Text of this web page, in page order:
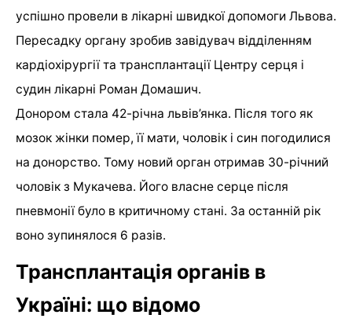
успішно провели в лікарні швидкої допомоги Львова.
Пересадку органу зробив завідувач відділенням
кардіохірургії та трансплантації Центру серця і
судин лікарні Роман Домашич.
Донором стала 42-річна львів’янка. Після того як
мозок жінки помер, її мати, чоловік і син погодилися
на донорство. Тому новий орган отримав 30-річний
чоловік з Мукачева. Його власне серце після
пневмонії було в критичному стані. За останній рік
воно зупинялося 6 разів.
Трансплантація органів в
Україні: що відомо